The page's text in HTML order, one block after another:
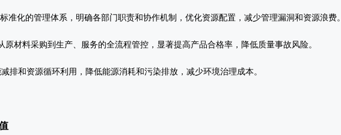
准化的管理体系，明确各部门职责和协作机制，优化资源配置，减少管理漏洞和资源浪费‌
原材料采购到生产、服务的全流程管控，显著提高产品合格率，降低质量事故风险‌。
排和资源循环利用，降低能源消耗和污染排放，减少环境治理成本‌。